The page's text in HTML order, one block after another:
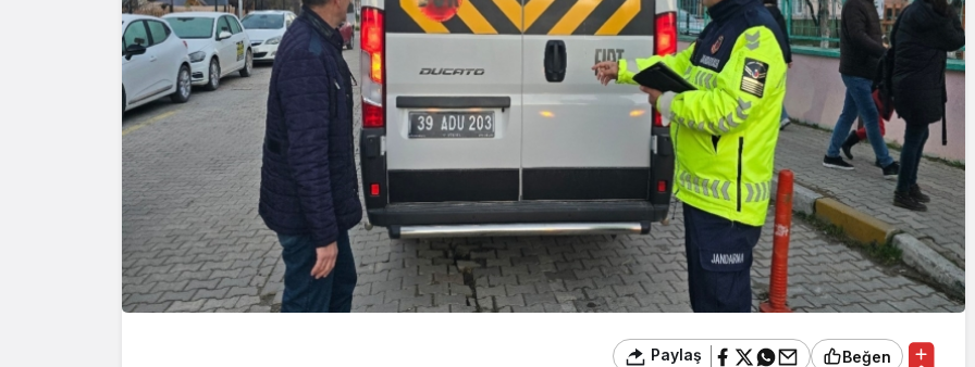
Paylaş Beğen